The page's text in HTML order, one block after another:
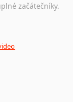
začátečníky.